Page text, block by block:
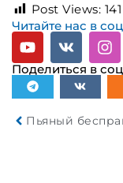
Post Views: 141
Читайте нас в
Поделиться в